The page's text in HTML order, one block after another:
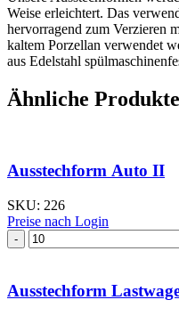
Weise erleichtert. Das
hervorragend zum Verzieren
kaltem Porzellan verwendet
aus Edelstahl
Ähnliche Produkte
Ausstechform Auto II
SKU: 226
Preise nach Login
Ausstechform Auto
II
Ausstechform